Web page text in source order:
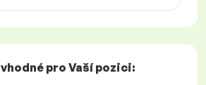
vhodné pro Vaší pozici: